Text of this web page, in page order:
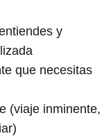
y
que necesitas
(viaje inminente,